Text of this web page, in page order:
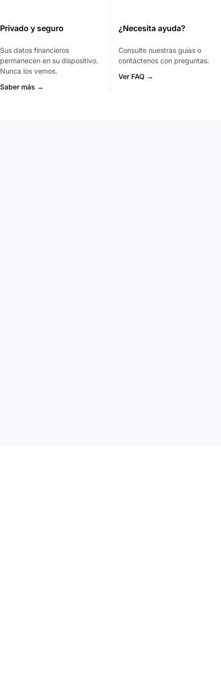
Privado y seguro
Sus datos financieros
permanecen en su dispositivo.
Nunca los vemos.
Saber más →
¿Necesita ayuda?
Consulte nuestras guías o
contáctenos con preguntas.
Ver FAQ →